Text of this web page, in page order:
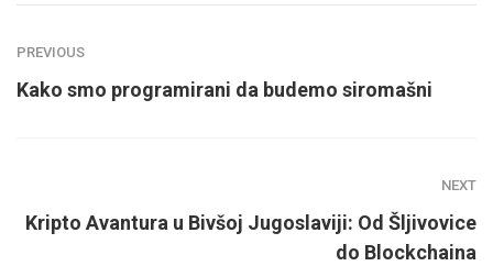
PREVIOUS
Kako smo programirani da budemo siromašni
NEXT
Kripto Avantura u Bivšoj Jugoslaviji: Od Šljivovice
do Blockchaina